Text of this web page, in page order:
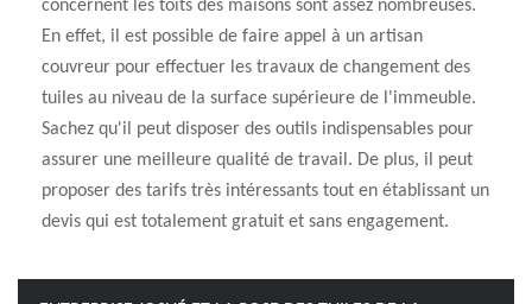
concernent les toits des maisons sont assez nombreuses.
En effet, il est possible de faire appel à un artisan
couvreur pour effectuer les travaux de changement des
tuiles au niveau de la surface supérieure de l'immeuble.
Sachez qu'il peut disposer des outils indispensables pour
assurer une meilleure qualité de travail. De plus, il peut
proposer des tarifs très intéressants tout en établissant un
devis qui est totalement gratuit et sans engagement.